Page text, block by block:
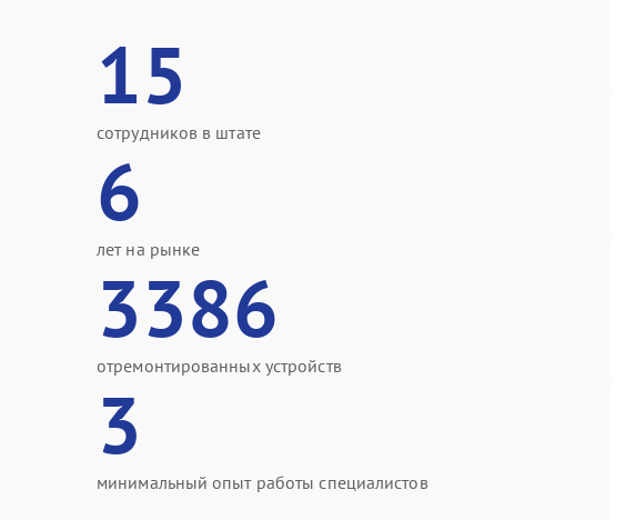
15
сотрудников в штате
6
лет на рынке
3386
отремонтированных устройств
3
минимальный опыт работы специалистов